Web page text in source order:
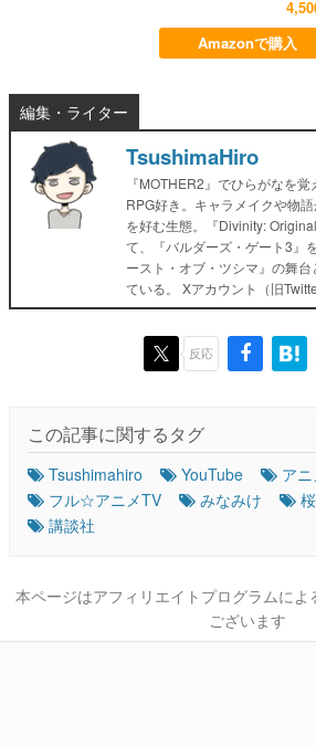
Amazonで購入
編集・ライター
TsushimaHiro
『MOTHER2』でひらがなを
RPG好き。キャラメイクや物
を好む生態。『Divinity:
て、『バルダーズ・ゲート3』
ースト・オブ・ツシマ』の舞
ている。 Xアカウント（旧
反応
この記事に関するタグ
Tsushimahiro YouTube アニ
フル☆アニメTV
みなみけ
講談社
本ページはアフィリエイトプログラムに
ございます